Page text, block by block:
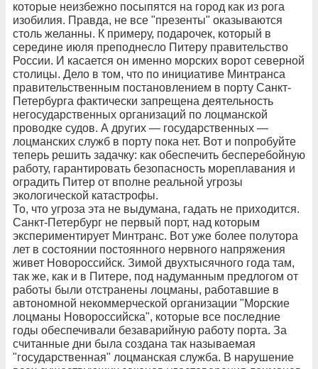
которые неизбежно посыпятся на город как из рога
изобилия. Правда, не все "презенты" оказываются
столь желанны. К примеру, подарочек, который в
середине июля преподнесло Питеру правительство
России. И касается он именно морских ворот северной
столицы. Дело в том, что по инициативе Минтранса
правительственным постановлением в порту Санкт-
Петербурга фактически запрещена деятельность
негосударственных организаций по лоцманской
проводке судов. А других — государственных —
лоцманских служб в порту пока нет. Вот и попробуйте
теперь решить задачку: как обеспечить бесперебойную
работу, гарантировать безопасность мореплавания и
оградить Питер от вполне реальной угрозы
экологической катастрофы.
То, что угроза эта не выдумана, гадать не приходится.
Санкт-Петербург не первый порт, над которым
экспериментирует Минтранс. Вот уже более полутора
лет в состоянии постоянного нервного напряжения
живет Новороссийск. Зимой двухтысячного года там,
так же, как и в Питере, под надуманным предлогом от
работы были отстранены лоцманы, работавшие в
автономной некоммерческой организации "Морские
лоцманы Новороссийска", которые все последние
годы обеспечивали безаварийную работу порта. За
считанные дни была создана так называемая
"государственная" лоцманская служба. В нарушение